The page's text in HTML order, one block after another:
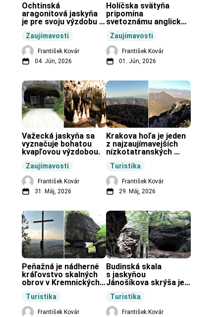
Zaujímavosti
Ochtinská
aragonitová jaskyňa
je pre svoju výzdobu
vo svete.
František Kovár
04. Jún, 2026
Zaujímavosti
Holíčska svätyňa
pripomína
svetoznámu anglickú
František Kovár
01. Jún, 2026
Zaujímavosti
Važecká jaskyňa sa
vyznačuje bohatou
kvapľovou výzdobou.
František Kovár
31. Máj, 2026
Turistika
Krakova hoľa je jeden
z najzaujímavejších
nízkotatranských
František Kovár
29. Máj, 2026
Turistika
Peňažná je nádherné
kráľovstvo skalných
obrov v Kremnických
František Kovár
Turistika
Budinská skala
s jaskyňou
Jánošíkova skrýša je
obci Budiná.
František Kovár